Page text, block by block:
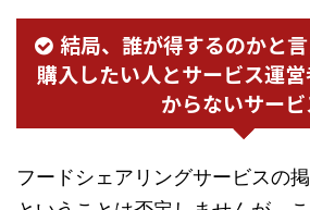
結局、誰が得するのかと
購入したい人とサービス運
からないサー
フードシェアリングサービスの